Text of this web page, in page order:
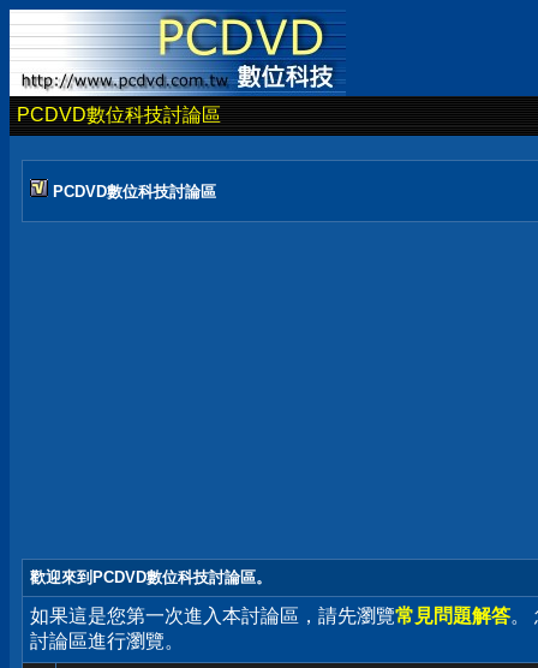
PCDVD數位科技討論區
PCDVD數位科技討論區
歡迎來到PCDVD數位科技討論區。
如果這是您第一次進入本討論區，請先瀏覽常見問題解答。
討論區進行瀏覽。